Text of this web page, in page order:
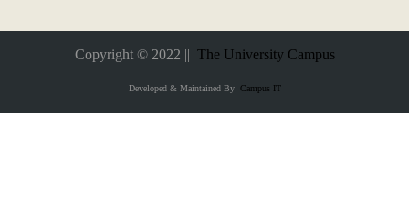
Copyright © 2022 || The University Campus
Developed & Maintained ByCampus IT